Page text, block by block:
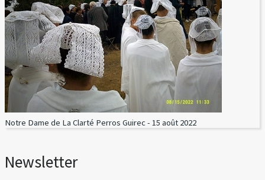
Notre Dame de La Clarté Perros Guirec - 15 août 2022
Newsletter